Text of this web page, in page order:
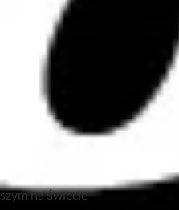
na świecie